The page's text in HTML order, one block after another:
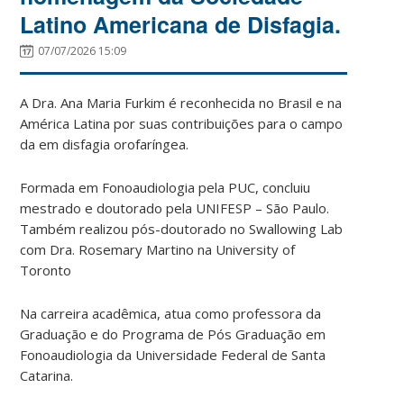
Latino Americana de Disfagia.
07/07/2026 15:09
A Dra. Ana Maria Furkim é reconhecida no Brasil e na
América Latina por suas contribuições para o campo
da em disfagia orofaríngea.
Formada em Fonoaudiologia pela PUC, concluiu
mestrado e doutorado pela UNIFESP – São Paulo.
Também realizou pós-doutorado no Swallowing Lab
com Dra. Rosemary Martino na University of
Toronto
Na carreira acadêmica, atua como professora da
Graduação e do Programa de Pós Graduação em
Fonoaudiologia da Universidade Federal de Santa
Catarina.